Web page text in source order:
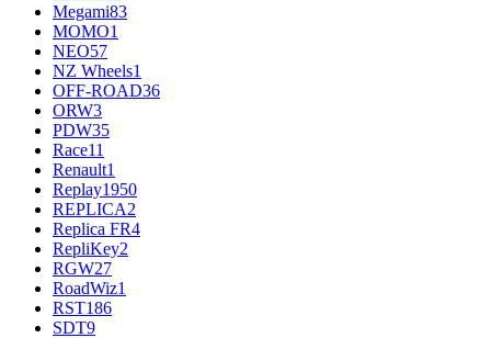
Megami83
MOMO1
NEO57
NZ Wheels1
OFF-ROAD36
ORW3
PDW35
Race11
Renault1
Replay1950
REPLICA2
Replica FR4
RepliKey2
RGW27
RoadWiz1
RST186
SDT9